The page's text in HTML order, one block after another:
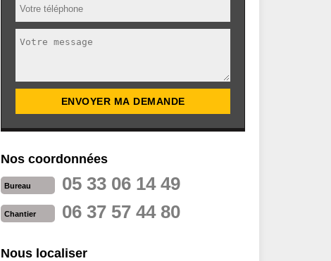
Nos coordonnées
Bureau 05 33 06 14 49
Chantier 06 37 57 44 80
Nous localiser